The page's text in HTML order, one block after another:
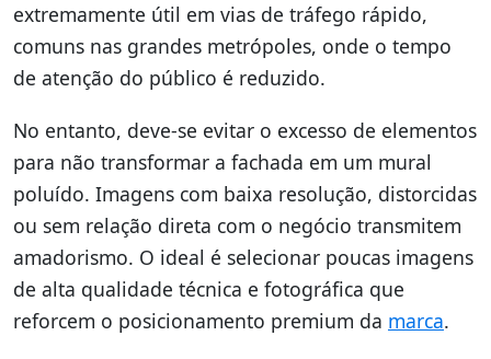
extremamente útil em vias de tráfego rápido,
comuns nas grandes metrópoles, onde o tempo
de atenção do público é reduzido.
No entanto, deve-se evitar o excesso de elementos
para não transformar a fachada em um mural
poluído. Imagens com baixa resolução, distorcidas
ou sem relação direta com o negócio transmitem
amadorismo. O ideal é selecionar poucas imagens
de alta qualidade técnica e fotográfica que
reforcem o posicionamento premium da marca.